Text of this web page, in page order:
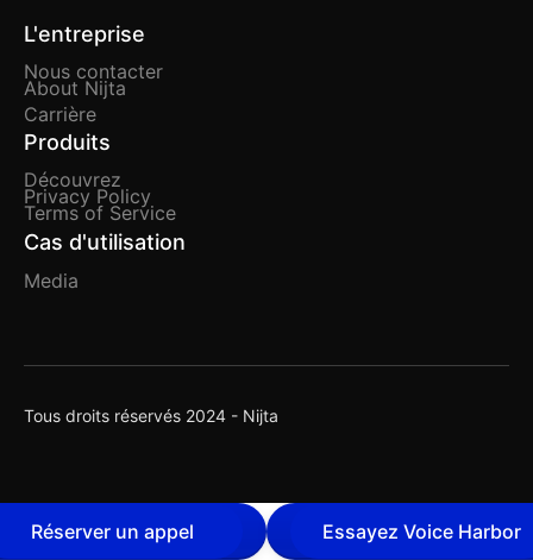
L'entreprise
Nous contacter
About Nijta
Carrière
Produits
Découvrez
Privacy Policy
Terms of Service
Cas d'utilisation
Media
Tous droits réservés 2024 - Nijta
Réserver un appel Essayez Voice Harbor